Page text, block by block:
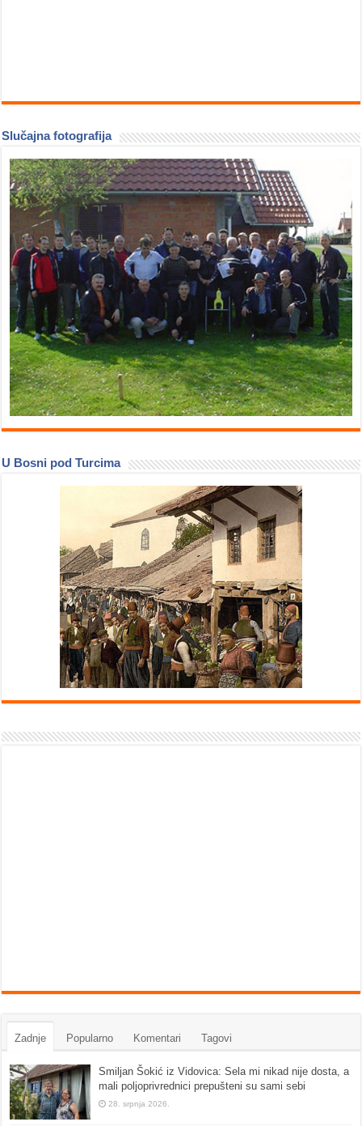
Slučajna fotografija
U Bosni pod Turcima
Zadnje Popularno Komentari Tagovi
Smiljan Šokić iz Vidovica: Sela mi nikad nije dosta, a
mali poljoprivrednici prepušteni su sami sebi
28. srpnja 2026.